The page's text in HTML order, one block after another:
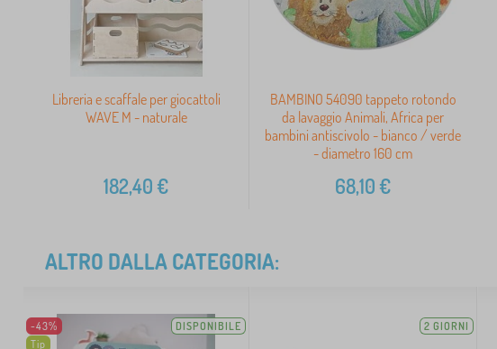
Libreria e scaffale per giocattoli
WAVE M - naturale
182,40€
BAMBINO 54090 tappeto rotondo
da lavaggio Animali, Africa per
bambini antiscivolo - bianco / verde
- diametro 160 cm
68,10€
ALTRO DALLA CATEGORIA:
-43%
Tip
DISPONIBILE 2 GIORNI